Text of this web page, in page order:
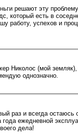
решают эту
который есть в
Цена за 2 передних
однозначно.
раз и всегда
ежедневной
дела!